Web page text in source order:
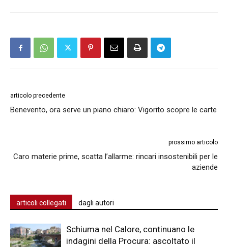
articolo precedente
Benevento, ora serve un piano chiaro: Vigorito scopre le carte
prossimo articolo
Caro materie prime, scatta l’allarme: rincari insostenibili per le
aziende
articoli collegati dagli autori
Schiuma nel Calore, continuano le
indagini della Procura: ascoltato il